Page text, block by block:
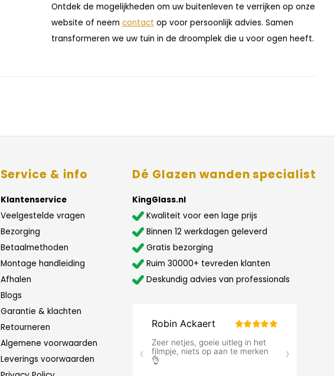
Ontdek de mogelijkheden om uw buitenleven te verrijken op onze
website of neem contact op voor persoonlijk advies. Samen
transformeren we uw tuin in de droomplek die u voor ogen heeft.
Service & info
Klantenservice
Veelgestelde vragen
Bezorging
Betaalmethoden
Montage handleiding
Afhalen
Blogs
Garantie & klachten
Retourneren
Algemene voorwaarden
Leverings voorwaarden
Dé Glazen wanden specialist
KingGlass.nl
Kwaliteit voor een lage prijs
Binnen 12 werkdagen geleverd
Gratis bezorging
Ruim 30000+ tevreden klanten
Deskundig advies van professionals